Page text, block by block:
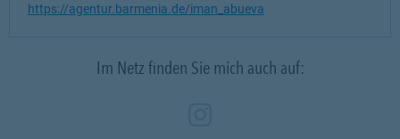
https://agentur.barmenia.de/iman_abueva
Im Netz finden Sie mich auch auf: